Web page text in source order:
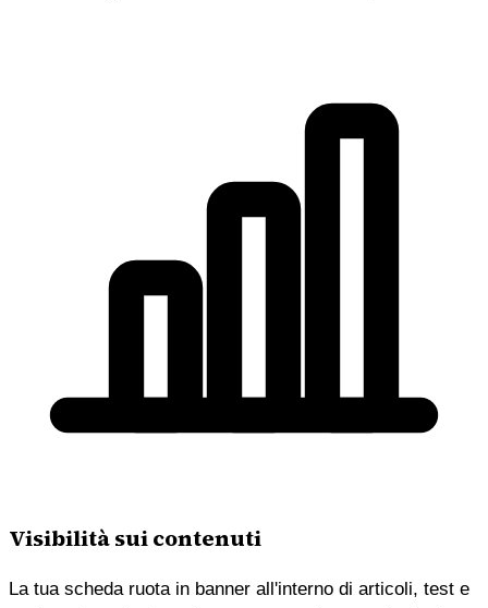
Visibilità sui contenuti
La tua scheda ruota in banner all'interno di articoli, test e